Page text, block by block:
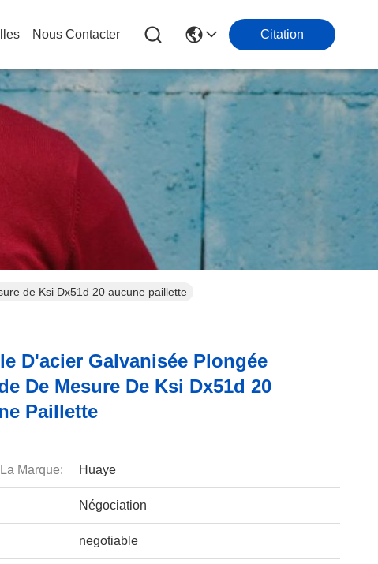
Nous Contacter Citation
de Ksi Dx51d 20 aucune paillette
D'acier Galvanisée Plongée
De Mesure De Ksi Dx51d 20
Paillette
Marque: Huaye
Négociation
negotiable